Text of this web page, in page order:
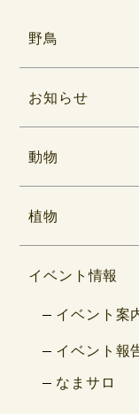
野鳥
お知らせ
動物
植物
イベント情報
イベント案
イベント報
なまサロ